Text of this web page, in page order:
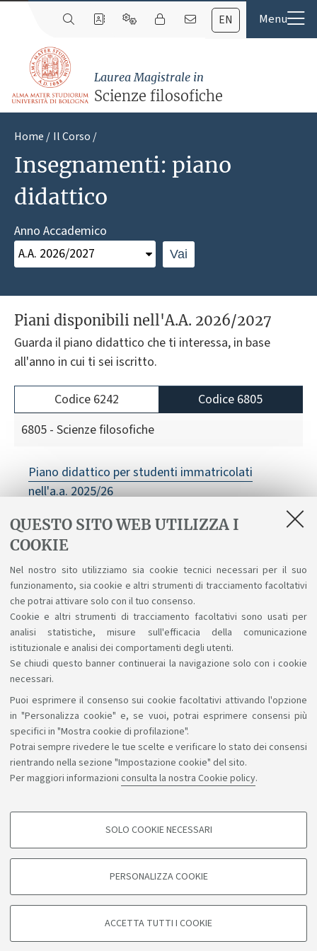
QUESTO SITO WEB UTILIZZA I
COOKIE
Nel nostro sito utilizziamo sia cookie tecnici necessari per il suo
funzionamento, sia cookie e altri strumenti di tracciamento facoltativi
che potrai attivare solo con il tuo consenso.
Cookie e altri strumenti di tracciamento facoltativi sono usati per
analisi statistiche, misure sull'efficacia della comunicazione
istituzionale e analisi dei comportamenti degli utenti.
Se chiudi questo banner continuerai la navigazione solo con i cookie
necessari.
Puoi esprimere il consenso sui cookie facoltativi attivando l'opzione
in "Personalizza cookie" e, se vuoi, potrai esprimere consensi più
specifici in "Mostra cookie di profilazione".
Potrai sempre rivedere le tue scelte e verificare lo stato dei consensi
rientrando nella sezione "Impostazione cookie" del sito.
Per maggiori informazioni consulta la nostra Cookie policy.
COOKIE DI PROFILAZIONE - FACOLTATIVI
degli utenti, creare profili in base al loro comportamento sul sito, per analisi
di marketing.
Google/Youtube Video
SOLO COOKIE NECESSARI
PERSONALIZZA COOKIE
ACCETTA TUTTI I COOKIE
EN
Laurea Magistrale in
Scienze filosofiche
Home Il Corso
Insegnamenti: piano
didattico
Anno Accademico
Vai
Piani disponibili nell'A.A. 2026/2027
Guarda il piano didattico che ti interessa, in base
all'anno in cui ti sei iscritto.
Codice 6242
Codice 6805
6805 - Scienze filosofiche
Piano didattico per studenti immatricolati
nell'a.a. 2025/26
In evidenza
Tirocini
Sosteniamo il diritto alla conoscenza
Seguici su:
Bologna - Via Zamboni, 33 - 40126 Bologna - PI: 01131710376 -
CF: 80007010376
Note legali Informazioni sul sito e accessibilità
Impostazioni cookie